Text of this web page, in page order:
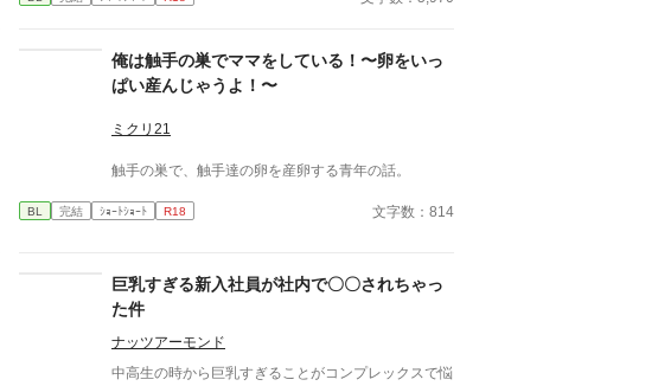
俺は触手の巣でママをしている！〜卵をいっ
ぱい産んじゃうよ！〜
ミクリ21
触手の巣で、触手達の卵を産卵する青年の話。
BL 完結 ｼｮｰﾄｼｮｰﾄ R18 文字数：814
巨乳すぎる新入社員が社内で〇〇されちゃっ
た件
ナッツアーモンド
中高生の時から巨乳すぎることがコンプレックスで悩